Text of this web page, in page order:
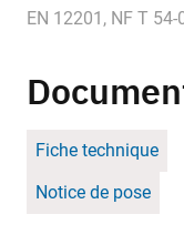
EN 12201, NF T
Fiche technique
Notice de pose